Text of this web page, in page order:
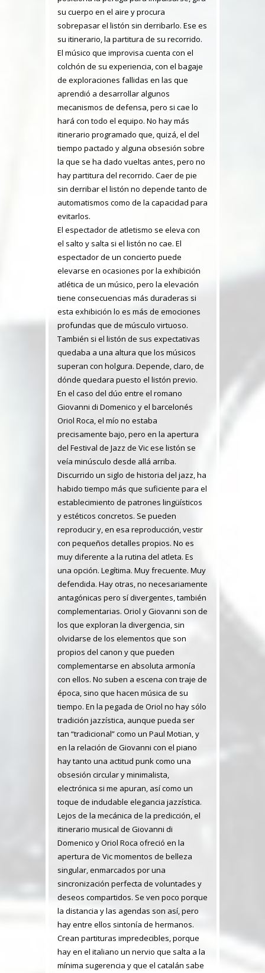
su cuerpo en el aire y procura
sobrepasar el listón sin derribarlo. Ese es
su itinerario, la partitura de su recorrido.
El músico que improvisa cuenta con el
colchón de su experiencia, con el bagaje
de exploraciones fallidas en las que
aprendió a desarrollar algunos
mecanismos de defensa, pero si cae lo
hará con todo el equipo. No hay más
itinerario programado que, quizá, el del
tiempo pactado y alguna obsesión sobre
la que se ha dado vueltas antes, pero no
hay partitura del recorrido. Caer de pie
sin derribar el listón no depende tanto de
automatismos como de la capacidad para
evitarlos.
El espectador de atletismo se eleva con
el salto y salta si el listón no cae. El
espectador de un concierto puede
elevarse en ocasiones por la exhibición
atlética de un músico, pero la elevación
tiene consecuencias más duraderas si
esta exhibición lo es más de emociones
profundas que de músculo virtuoso.
También si el listón de sus expectativas
quedaba a una altura que los músicos
superan con holgura. Depende, claro, de
dónde quedara puesto el listón previo.
En el caso del dúo entre el romano
Giovanni di Domenico y el barcelonés
Oriol Roca, el mío no estaba
precisamente bajo, pero en la apertura
del Festival de Jazz de Vic ese listón se
veía minúsculo desde allá arriba.
Discurrido un siglo de historia del jazz, ha
habido tiempo más que suficiente para el
establecimiento de patrones lingüísticos
y estéticos concretos. Se pueden
reproducir y, en esa reproducción, vestir
con pequeños detalles propios. No es
muy diferente a la rutina del atleta. Es
una opción. Legítima. Muy frecuente. Muy
defendida. Hay otras, no necesariamente
antagónicas pero sí divergentes, también
complementarias. Oriol y Giovanni son de
los que exploran la divergencia, sin
olvidarse de los elementos que son
propios del canon y que pueden
complementarse en absoluta armonía
con ellos. No suben a escena con traje de
época, sino que hacen música de su
tiempo. En la pegada de Oriol no hay sólo
tradición jazzística, aunque pueda ser
tan “tradicional” como un Paul Motian, y
en la relación de Giovanni con el piano
hay tanto una actitud punk como una
obsesión circular y minimalista,
electrónica si me apuran, así como un
toque de indudable elegancia jazzística.
Lejos de la mecánica de la predicción, el
itinerario musical de Giovanni di
Domenico y Oriol Roca ofreció en la
apertura de Vic momentos de belleza
singular, enmarcados por una
sincronización perfecta de voluntades y
deseos compartidos. Se ven poco porque
la distancia y las agendas son así, pero
hay entre ellos sintonía de hermanos.
Crean partituras impredecibles, porque
hay en el italiano un nervio que salta a la
mínima sugerencia y que el catalán sabe